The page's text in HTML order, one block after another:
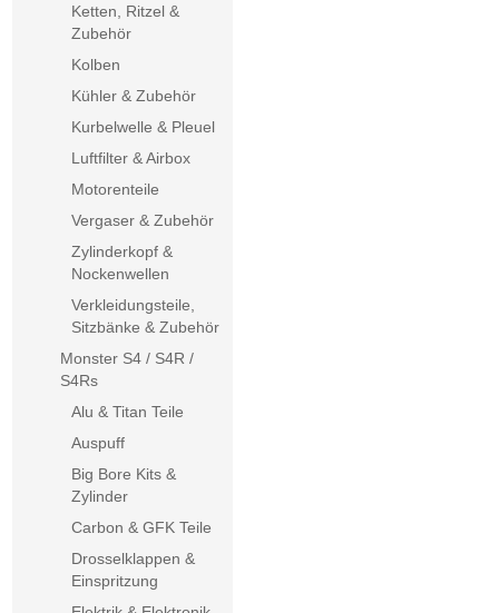
Ketten, Ritzel &
Zubehör
Kolben
Kühler & Zubehör
Kurbelwelle & Pleuel
Luftfilter & Airbox
Motorenteile
Vergaser & Zubehör
Zylinderkopf &
Nockenwellen
Verkleidungsteile,
Sitzbänke & Zubehör
Monster S4 / S4R /
S4Rs
Alu & Titan Teile
Auspuff
Big Bore Kits &
Zylinder
Carbon & GFK Teile
Drosselklappen &
Einspritzung